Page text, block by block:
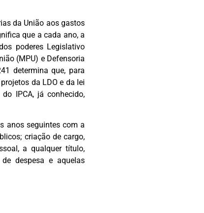
da União aos gastos
que a cada ano, a
poderes Legislativo
(MPU) e Defensoria
determina que, para
da LDO e da lei
IPCA, já conhecido,
anos seguintes com a
criação de cargo,
a qualquer título,
despesa e aquelas